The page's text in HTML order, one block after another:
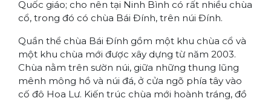
Quốc giáo; cho nên tại Ninh Bình có rất nhiều chùa
cổ, trong đó có chùa Bái Đính, trên núi Đính.
Quần thể chùa Bái Đính gồm một khu chùa cổ và
một khu chùa mới được xây dựng từ năm 2003.
Chùa nằm trên sườn núi, giữa những thung lũng
mênh mông hồ và núi đá, ở cửa ngõ phía tây vào
cố đô Hoa Lư. Kiến trúc chùa mới hoành tráng, đồ